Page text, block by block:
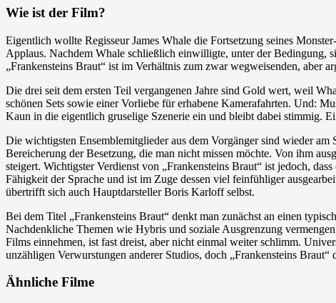
Wie ist der Film?
Eigentlich wollte Regisseur James Whale die Fortsetzung seines
Applaus. Nachdem Whale schließlich einwilligte, unter der Bedingung,
„Frankensteins Braut“ ist im Verhältnis zum zwar wegweisenden, aber
Die drei seit dem ersten Teil vergangenen Jahre sind Gold wert, weil
schönen Sets sowie einer Vorliebe für erhabene Kamerafahrten. Und:
Kaun in die eigentlich gruselige Szenerie ein und bleibt dabei stimmig.
Die wichtigsten Ensemblemitglieder aus dem Vorgänger sind wieder
Bereicherung der Besetzung, die man nicht missen möchte. Von ihm
steigert. Wichtigster Verdienst von „Frankensteins Braut“ ist jedoch,
Fähigkeit der Sprache und ist im Zuge dessen viel feinfühliger
übertrifft sich auch Hauptdarsteller Boris Karloff selbst.
Bei dem Titel „Frankensteins Braut“ denkt man zunächst an einen
Nachdenkliche Themen wie Hybris und soziale Ausgrenzung
Films einnehmen, ist fast dreist, aber nicht einmal weiter schlimm.
unzähligen Verwurstungen anderer Studios, doch „Frankensteins
Ähnliche Filme